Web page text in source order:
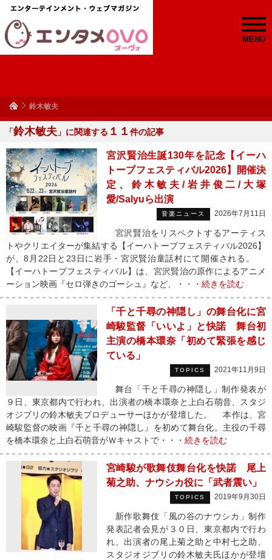
MENU
鈴木敏夫
「鈴木敏夫 」に関連する １１ 件の記事
宮沢賢治生誕130年を記念【イーハ
トーブフェスティバル2026】開催決
定、鈴木敏夫/岩井俊二/大塚
愛/Salyuら出演
音楽ニュース 2026年7月11日
宮沢賢治をリスペクトするアーティス
トやクリエイターが集結する【イーハトーブフェスティバル2026】
が、8月22日と23日に岩手・宮沢賢治童話村にて開催される。
【イーハトーブフェスティバル】は、宮沢賢治の原作によるアニメ
ーション映画『セロ弾きのゴーシュ』など、・・・ 続きを読む
「千と千尋の神隠し」の舞台化に宮
崎駿監督「いいよ」と快諾 舞台初
主演の橋本環奈「初めて緊張を感じ
ている」
TOPICS 2021年11月9日
舞台「千と千尋の神隠し」制作発表が
９日、東京都内で行われ、出演者の橋本環奈と上白石萌音、スタジ
オジブリの鈴木敏夫プロデューサーほかが登壇した。 本作は、宮
崎駿監督の映画『千と千尋の神隠し』を初めて舞台化。主役の千尋
を橋本環奈と上白石萌音がＷキャストで・・・ 続きを読む
宮崎駿が歌舞伎舞台化を快諾 尾上
菊之助、ナウシカ役に「武者震い」
TOPICS 2019年9月30日
新作歌舞伎「風の谷のナウシカ」制作
発表記者会見が３０日、東京都内で行わ
れ、出演者の尾上菊之助と中村七之助、
スタジオジブリの鈴木敏夫氏ほかが登壇